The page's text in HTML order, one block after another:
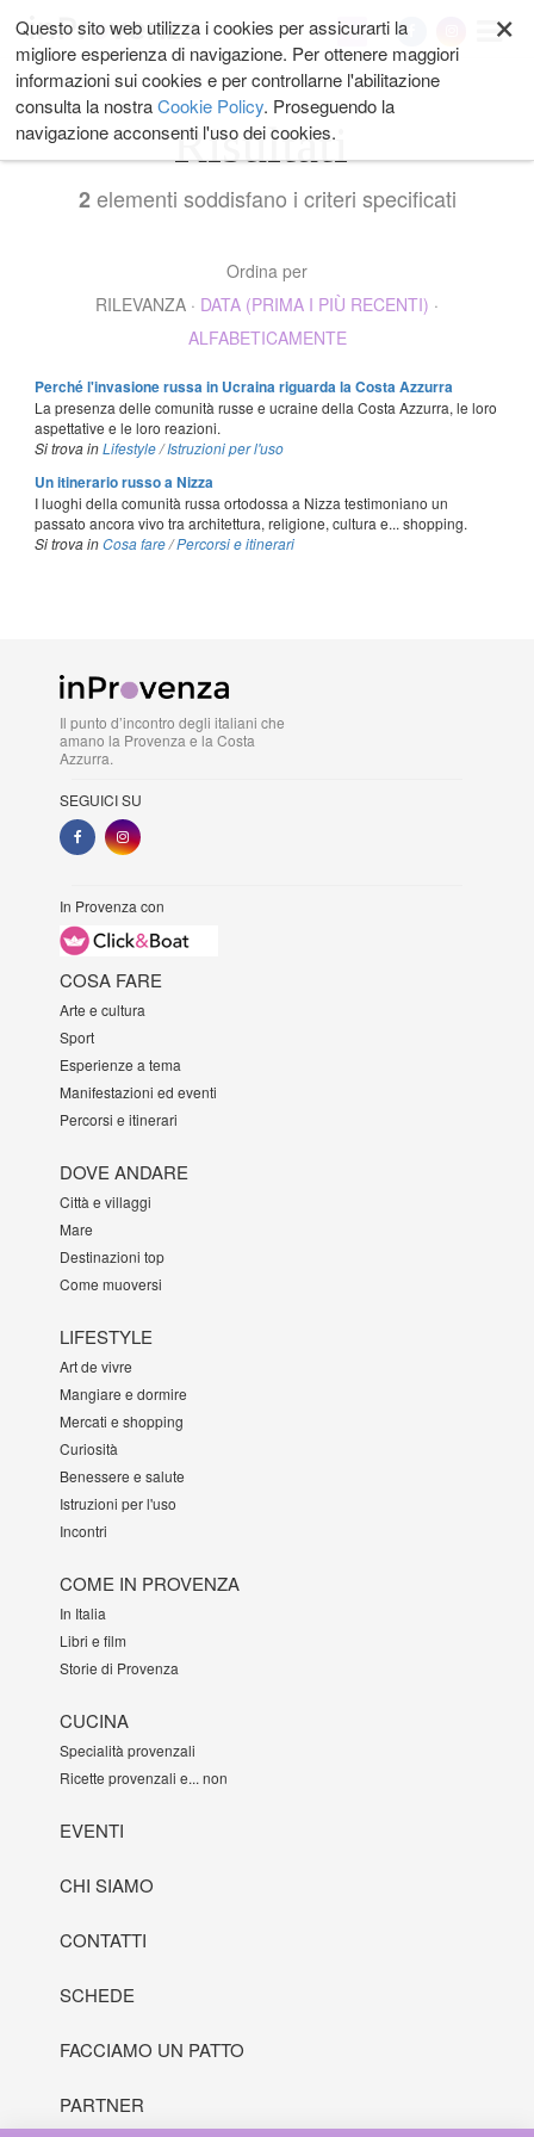
ai
contenuti.
|
Salta
alla
navigazione
My ×
Questo sito web utilizza i cookies per assicurarti la
migliore esperienza di navigazione. Per ottenere maggiori
informazioni sui cookies e per controllarne l'abilitazione
consulta la nostraCookie Policy. Proseguendo la
navigazione acconsenti l'uso dei cookies.
Risultati
2elementi soddisfano i criteri specificati
Ordina per
RILEVANZA · DATA (PRIMA I PIÙ RECENTI) ·
ALFABETICAMENTE
Perché l'invasione russa in Ucraina riguarda la Costa Azzurra
La presenza delle comunità russe e ucraine della Costa Azzurra, le loro
aspettative e le loro reazioni.
Si trova in Lifestyle /Istruzioni per l'uso
Un itinerario russo a Nizza
I luoghi della comunità russa ortodossa a Nizza testimoniano un
passato ancora vivo tra architettura, religione, cultura e... shopping.
Si trova in Cosa fare /Percorsi e itinerari
Il punto d’incontro degli italiani che
amano la Provenza e la Costa
Azzurra.
SEGUICI SU
In Provenza con
COSA FARE
Arte e cultura
Sport
Esperienze a tema
Manifestazioni ed eventi
Percorsi e itinerari
DOVE ANDARE
Città e villaggi
Mare
Destinazioni top
Come muoversi
LIFESTYLE
Art de vivre
Mangiare e dormire
Mercati e shopping
Curiosità
Benessere e salute
Istruzioni per l'uso
Incontri
COME IN PROVENZA
In Italia
Libri e film
Storie di Provenza
CUCINA
Specialità provenzali
Ricette provenzali e... non
EVENTI
CHI SIAMO
CONTATTI
SCHEDE
FACCIAMO UN PATTO
PARTNER